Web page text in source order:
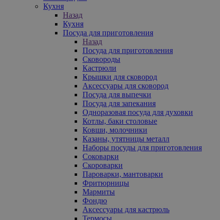
Кухня
Назад
Кухня
Посуда для приготовления
Назад
Посуда для приготовления
Сковороды
Кастрюли
Крышки для сковород
Аксессуары для сковород
Посуда для выпечки
Посуда для запекания
Одноразовая посуда для духовки
Котлы, баки столовые
Ковши, молочники
Казаны, утятницы металл
Наборы посуды для приготовления
Соковарки
Скороварки
Пароварки, мантоварки
Фритюрницы
Мармиты
Фондю
Аксессуары для кастрюль
Термосы